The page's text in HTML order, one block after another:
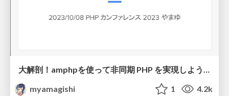
大解剖！amphpを使って非同期 PHP を実現しよう！
myamagishi
1 4.2k